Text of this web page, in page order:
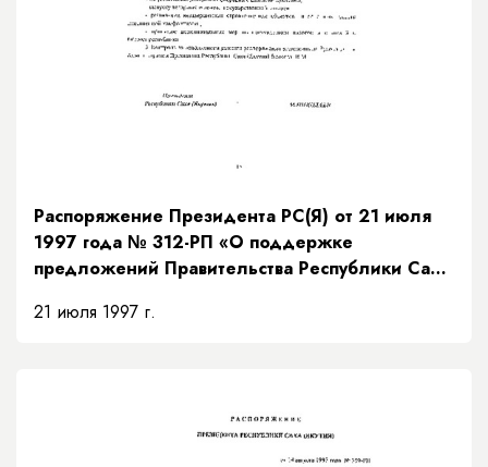
Распоряжение Президента РС(Я) от 21 июля
1997 года № 312-РП «О поддержке
предложений Правительства Республики Саха
бюджета на основании рекомендаций
21 июля 1997 г.